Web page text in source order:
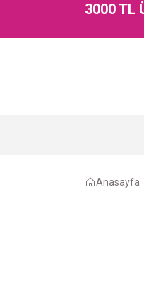
3000 TL
Anasayfa